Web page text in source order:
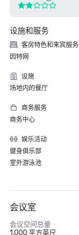
设施和服务
客房特色和来宾服务
因特网
设施
场地内的餐厅
商务服务
商务中心
娱乐活动
健身俱乐部
室外游泳池
会议室
会议空间总量
1,000 平方英尺